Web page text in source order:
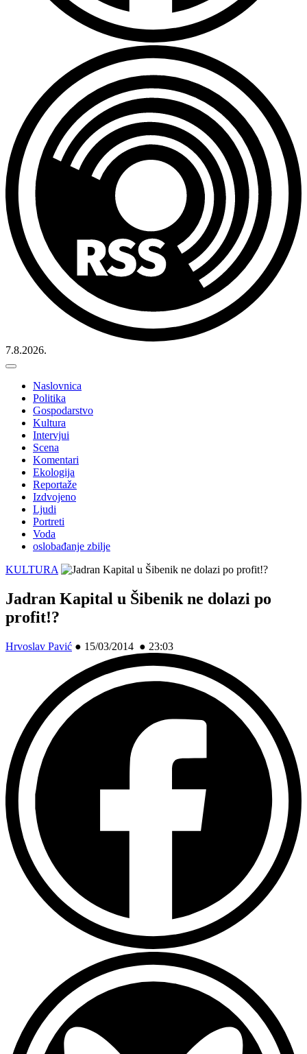
7.8.2026.
Naslovnica
Politika
Gospodarstvo
Kultura
Intervjui
Scena
Komentari
Ekologija
Reportaže
Izdvojeno
Ljudi
Portreti
Voda
oslobađanje zbilje
KULTURA
Jadran Kapital u Šibenik ne dolazi po
profit!?
Hrvoslav Pavić ● 15/03/2014 ● 23:03